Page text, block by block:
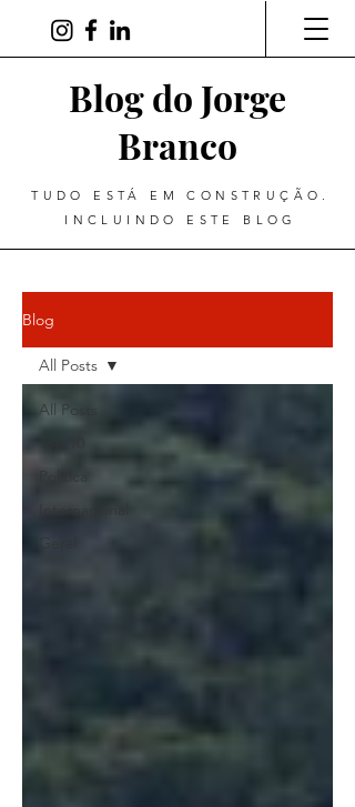
Blog do Jorge
Branco
TUDO ESTÁ EM CONSTRUÇÃO.
INCLUINDO ESTE BLOG
Blog
All Posts
Internacional
Geral
All Posts